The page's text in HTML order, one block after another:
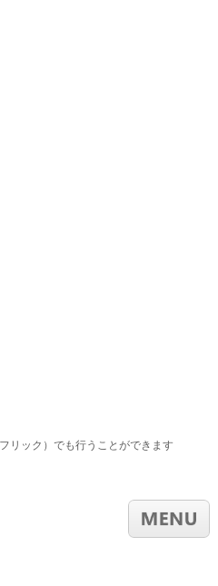
リック）でも行うことができます